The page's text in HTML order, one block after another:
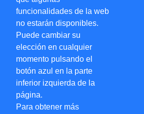
funcionalidades de la web
no estarán disponibles.
Puede cambiar su
elección en cualquier
momento pulsando el
botón azul en la parte
inferior izquierda de la
página.
Para obtener más